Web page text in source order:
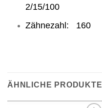
2/15/100
Zähnezahl: 160
ÄHNLICHE PRODUKTE